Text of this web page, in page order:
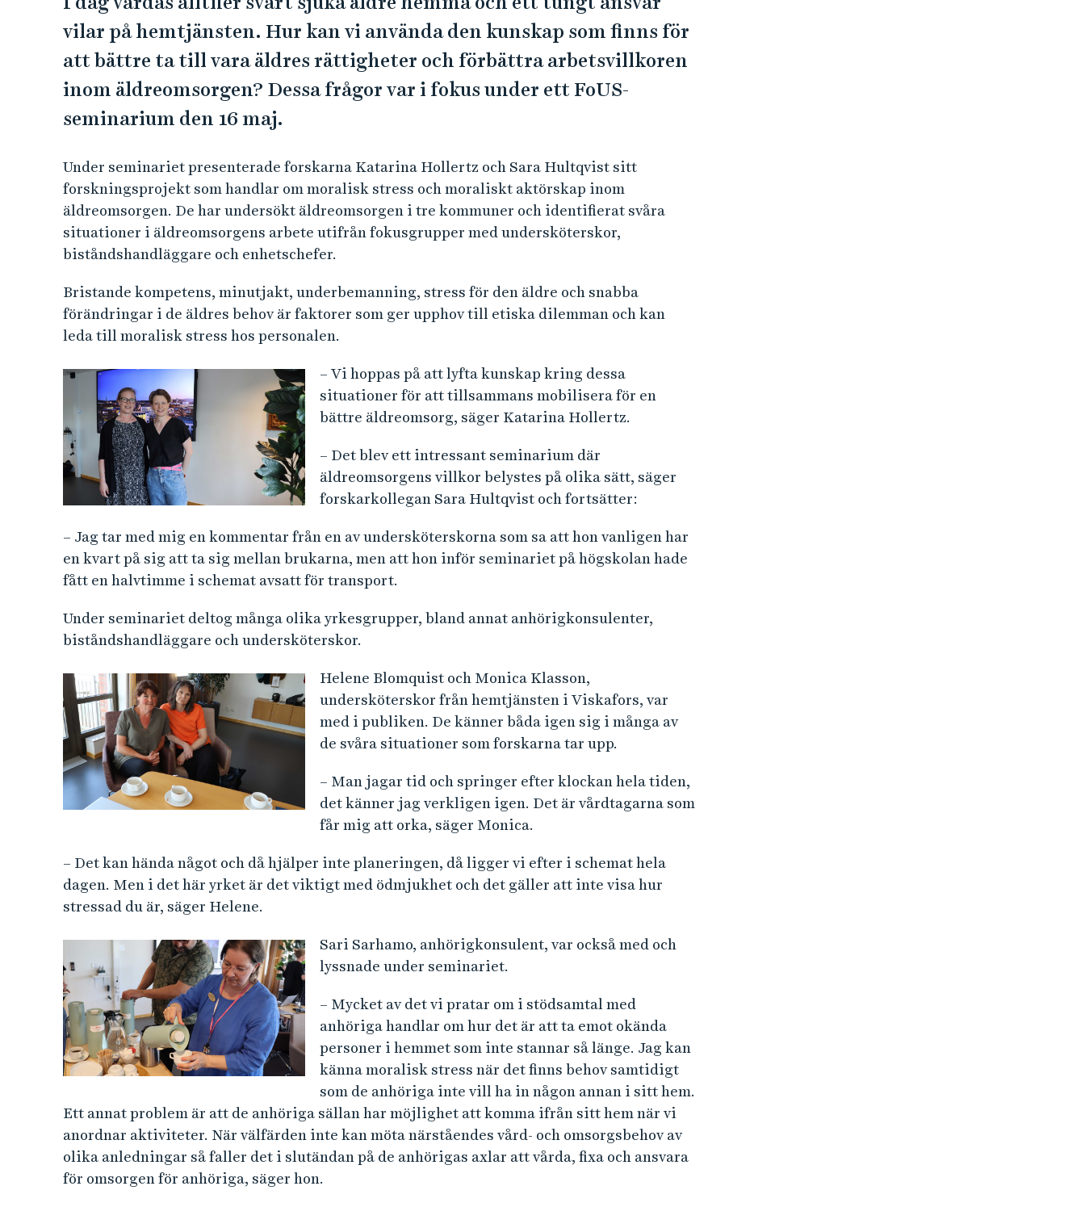
vilar på hemtjänsten. Hur kan vi använda den kunskap som finns för
att bättre ta till vara äldres rättigheter och förbättra arbetsvillkoren
inom äldreomsorgen? Dessa frågor var i fokus under ett FoUS-
seminarium den 16 maj.
Under seminariet presenterade forskarna Katarina Hollertz och Sara Hultqvist sitt
forskningsprojekt som handlar om moralisk stress och moraliskt aktörskap inom
äldreomsorgen. De har undersökt äldreomsorgen i tre kommuner och identifierat svåra
situationer i äldreomsorgens arbete utifrån fokusgrupper med undersköterskor,
biståndshandläggare och enhetschefer.
Bristande kompetens, minutjakt, underbemanning, stress för den äldre och snabba
förändringar i de äldres behov är faktorer som ger upphov till etiska dilemman och kan
leda till moralisk stress hos personalen.
– Vi hoppas på att lyfta kunskap kring dessa
situationer för att tillsammans mobilisera för en
bättre äldreomsorg, säger Katarina Hollertz.
– Det blev ett intressant seminarium där
äldreomsorgens villkor belystes på olika sätt, säger
forskarkollegan Sara Hultqvist och fortsätter:
– Jag tar med mig en kommentar från en av undersköterskorna som sa att hon vanligen har
en kvart på sig att ta sig mellan brukarna, men att hon inför seminariet på högskolan hade
fått en halvtimme i schemat avsatt för transport.
Under seminariet deltog många olika yrkesgrupper, bland annat anhörigkonsulenter,
biståndshandläggare och undersköterskor.
Helene Blomquist och Monica Klasson,
undersköterskor från hemtjänsten i Viskafors, var
med i publiken. De känner båda igen sig i många av
de svåra situationer som forskarna tar upp.
– Man jagar tid och springer efter klockan hela tiden,
det känner jag verkligen igen. Det är vårdtagarna som
får mig att orka, säger Monica.
– Det kan hända något och då hjälper inte planeringen, då ligger vi efter i schemat hela
dagen. Men i det här yrket är det viktigt med ödmjukhet och det gäller att inte visa hur
stressad du är, säger Helene.
Sari Sarhamo, anhörigkonsulent, var också med och
lyssnade under seminariet.
– Mycket av det vi pratar om i stödsamtal med
anhöriga handlar om hur det är att ta emot okända
personer i hemmet som inte stannar så länge. Jag kan
känna moralisk stress när det finns behov samtidigt
som de anhöriga inte vill ha in någon annan i sitt hem.
Ett annat problem är att de anhöriga sällan har möjlighet att komma ifrån sitt hem när vi
anordnar aktiviteter. När välfärden inte kan möta närståendes vård- och omsorgsbehov av
olika anledningar så faller det i slutändan på de anhörigas axlar att vårda, fixa och ansvara
för omsorgen för anhöriga, säger hon.